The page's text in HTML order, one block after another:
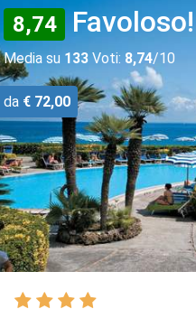
8,74 Favoloso!
Media su 133 Voti: 8,74/10
da € 72,00